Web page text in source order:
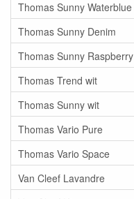
Thomas Sunny Waterblue
Thomas Sunny Denim
Thomas Sunny Raspberry
Thomas Trend wit
Thomas Sunny wit
Thomas Vario Pure
Thomas Vario Space
Van Cleef Lavandre